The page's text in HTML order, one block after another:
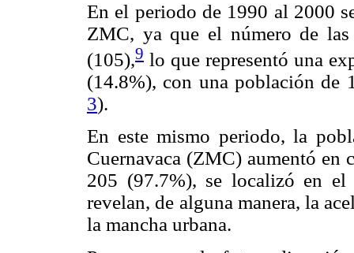
En el periodo de 1990 al 2000
ZMC, ya que el número de
(105),9 lo que representó una
(14.8%), con una población de
3).
En este mismo periodo, la
Cuernavaca (ZMC) aumentó en
205 (97.7%), se localizó en el
revelan, de alguna manera, la
la mancha urbana.